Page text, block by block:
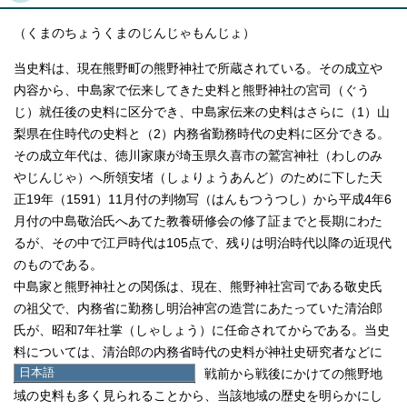
日本語
日本語
（くまのちょうくまのじんじゃもんじょ）
当史料は、現在熊野町の熊野神社で所蔵されている。その成立や
内容から、中島家で伝来してきた史料と熊野神社の宮司（ぐう
じ）就任後の史料に区分でき、中島家伝来の史料はさらに（1）山
梨県在住時代の史料と（2）内務省勤務時代の史料に区分できる。
その成立年代は、徳川家康が埼玉県久喜市の鷲宮神社（わしのみ
やじんじゃ）へ所領安堵（しょりょうあんど）のために下した天
正19年（1591）11月付の判物写（はんもつうつし）から平成4年6
月付の中島敬治氏へあてた教養研修会の修了証までと長期にわた
るが、その中で江戸時代は105点で、残りは明治時代以降の近現代
のものである。
中島家と熊野神社との関係は、現在、熊野神社宮司である敬史氏
の祖父で、内務省に勤務し明治神宮の造営にあたっていた清治郎
氏が、昭和7年社掌（しゃしょう）に任命されてからである。当史
料については、清治郎の内務省時代の史料が神社史研究者などに
早くから注目されてきた。また、戦前から戦後にかけての熊野地
域の史料も多く見られることから、当該地域の歴史を明らかにし